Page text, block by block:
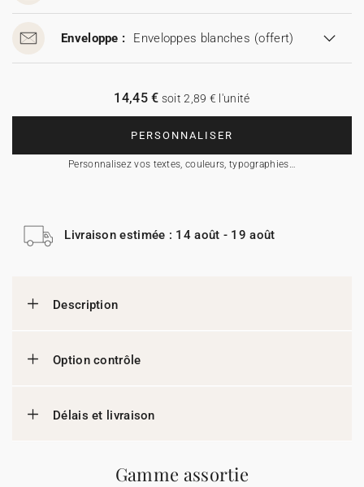
Enveloppe : Enveloppes blanches (offert)
PERSONNALISER
Personnalisez vos textes, couleurs, typographies…
14,45 € soit 2,89 € l'unité
Livraison estimée : 14 août - 19 août
Description
Option contrôle
Délais et livraison
Gamme assortie